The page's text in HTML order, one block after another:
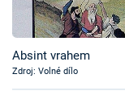
Časopis
Sledujte prima+
Absint vrahem
Zdroj: Volné dílo